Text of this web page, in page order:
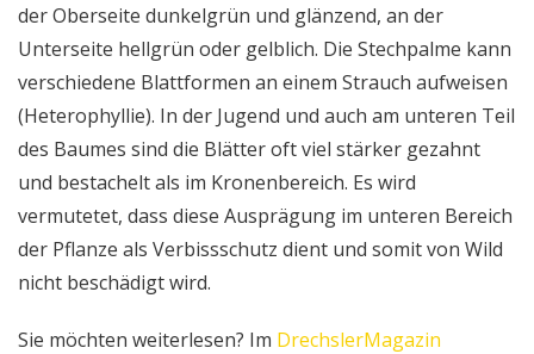
der Oberseite dunkelgrün und glänzend, an der
Unterseite hellgrün oder gelblich. Die Stechpalme kann
verschiedene Blattformen an einem Strauch aufweisen
(Heterophyllie). In der Jugend und auch am unteren Teil
des Baumes sind die Blätter oft viel stärker gezahnt
und bestachelt als im Kronenbereich. Es wird
vermutetet, dass diese Ausprägung im unteren Bereich
der Pflanze als Verbissschutz dient und somit von Wild
nicht beschädigt wird.
Sie möchten weiterlesen? Im DrechslerMagazin